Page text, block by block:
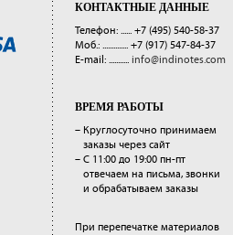
КОНТАКТНЫЕ ДАННЫЕ
Телефон: ...... +7 (495) 540-58-37
Моб.: .............. +7 (917) 547-84-37
E-mail: ........... info@indinotes.com
ВРЕМЯ РАБОТЫ
– Круглосуточно принимаем
заказы через сайт
– С 11:00 до 19:00 пн-пт
отвечаем на письма, звонки
и обрабатываем заказы
При перепечатке материалов